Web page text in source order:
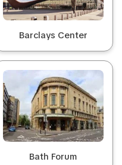
Barclays Center
Bath Forum